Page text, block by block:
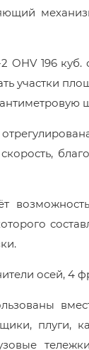
OHV 196
участки
осей, 4
плуги,